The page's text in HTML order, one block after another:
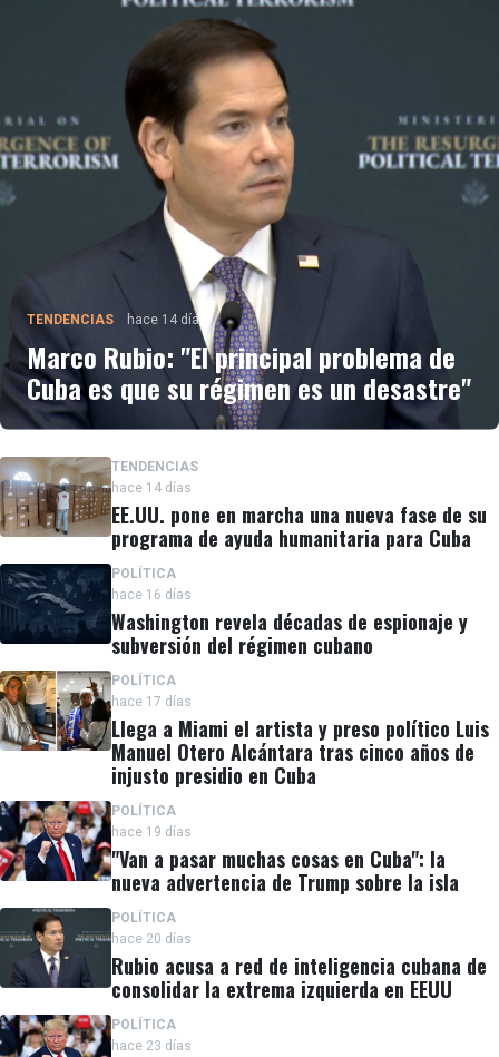
TENDENCIAS hace 14 días
Marco Rubio: "El principal problema de
Cuba es que su régimen es un desastre"
TENDENCIAS
hace 14 días
EE.UU. pone en marcha una nueva fase de su
programa de ayuda humanitaria para Cuba
POLÍTICA
hace 16 días
Washington revela décadas de espionaje y
subversión del régimen cubano
POLÍTICA
hace 17 días
Llega a Miami el artista y preso político Luis
Manuel Otero Alcántara tras cinco años de
injusto presidio en Cuba
POLÍTICA
hace 19 días
"Van a pasar muchas cosas en Cuba": la
nueva advertencia de Trump sobre la isla
POLÍTICA
hace 20 días
Rubio acusa a red de inteligencia cubana de
consolidar la extrema izquierda en EEUU
POLÍTICA
hace 23 días